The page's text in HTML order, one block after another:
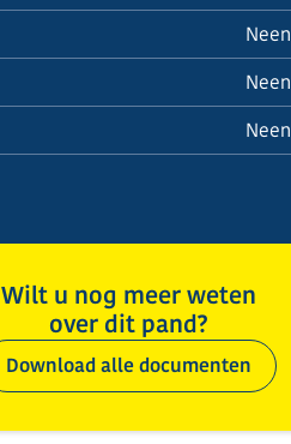
Neen
Neen
Neen
Wilt u nog meer weten
over dit pand?
Download alle documenten